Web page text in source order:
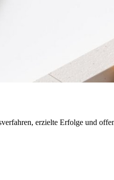
erzielte Erfolge und